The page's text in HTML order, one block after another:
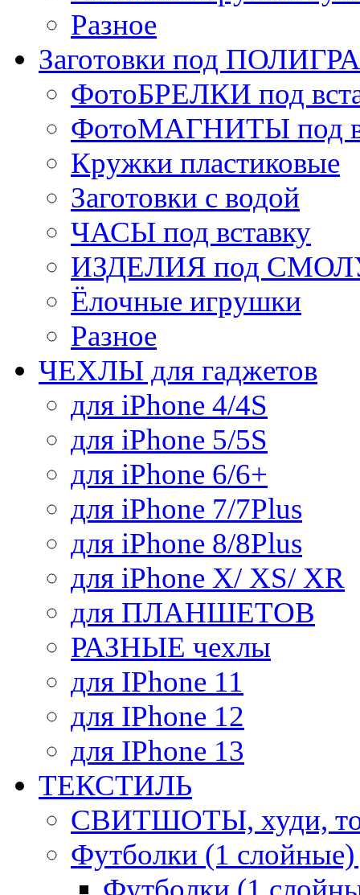
Разное
Заготовки под
ФотоБРЕЛКИ под
ФотоМАГНИТЫ под
Кружки пластиковые
Заготовки с водой
ЧАСЫ под вставку
ИЗДЕЛИЯ под
Ёлочные игрушки
Разное
ЧЕХЛЫ для гаджетов
для iPhone 4/4S
для iPhone 5/5S
для iPhone 6/6+
для iPhone 7/7Plus
для iPhone 8/8Plus
для iPhone X/ XS/ XR
для ПЛАНШЕТОВ
РАЗНЫЕ чехлы
для IPhone 11
для IPhone 12
для IPhone 13
ТЕКСТИЛЬ
СВИТШОТЫ, худи,
Футболки (1